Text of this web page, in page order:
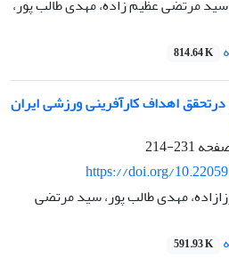
مرتضی عظیم زاده، مهدی طالب پور،
814.64 K
اهداف کارآفرینی ورزشی ایران
231-214
https://doi.org/
مهدی طالب پور، سید مرتضی
591.93 K